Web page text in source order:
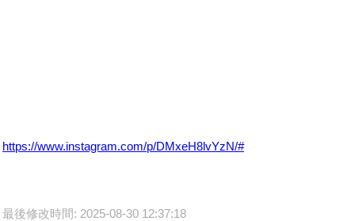
https://www.instagram.com/p/DMxeH8lvYzN/#
最後修改時間: 2025-08-30 12:37:18